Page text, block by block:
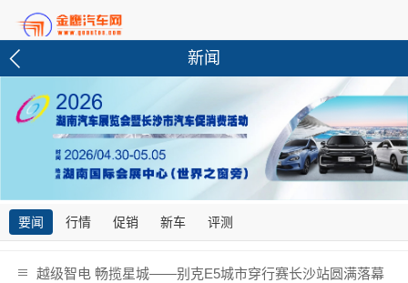
新闻
要闻 行情 促销 新车 评测
越级智电 畅揽星城——别克E5城市穿行赛长沙站圆满落幕